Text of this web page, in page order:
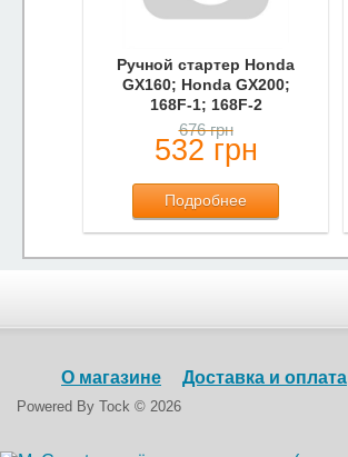
Ручной стартер Honda
GX160; Honda GX200;
168F-1; 168F-2
676 грн
532 грн
Подробнее
О магазине Доставка и оплата
Powered By Tock © 2026